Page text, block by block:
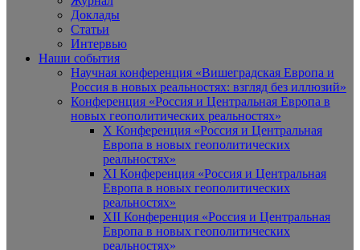
Доклады
Статьи
Интервью
Наши события
Научная конференция «Вишеградская Европа и
Россия в новых реальностях: взгляд без иллюзий»
Конференция «Россия и Центральная Европа в
новых геополитических реальностях»
X Конференция «Россия и Центральная
Европа в новых геополитических
реальностях»
XI Конференция «Россия и Центральная
Европа в новых геополитических
реальностях»
XII Конференция «Россия и Центральная
Европа в новых геополитических
реальностях»